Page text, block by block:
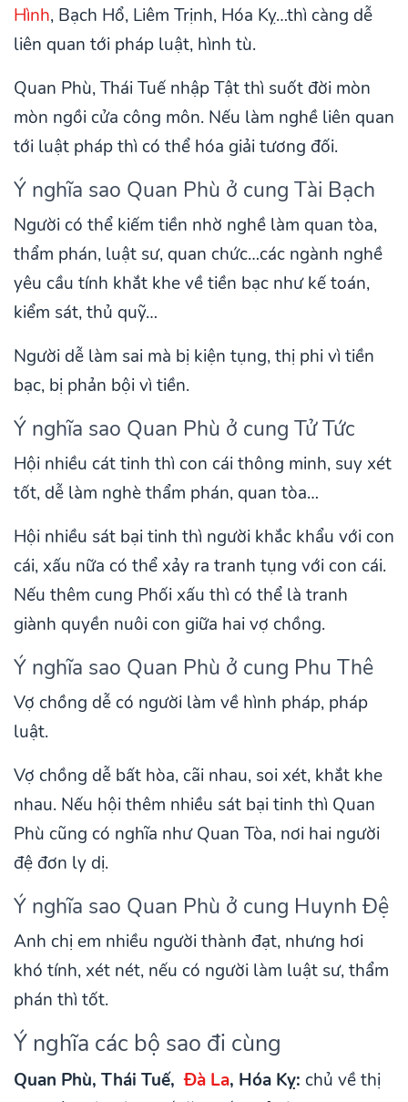
Hình, Bạch Hổ, Liêm Trịnh, Hóa Kỵ…thì càng dễ
liên quan tới pháp luật, hình tù.
Quan Phù, Thái Tuế nhập Tật thì suốt đời mòn
mòn ngồi cửa công môn. Nếu làm nghề liên quan
tới luật pháp thì có thể hóa giải tương đối.
Ý nghĩa sao Quan Phù ở cung Tài Bạch
Người có thể kiếm tiền nhờ nghề làm quan tòa,
thẩm phán, luật sư, quan chức…các ngành nghề
yêu cầu tính khắt khe về tiền bạc như kế toán,
kiểm sát, thủ quỹ…
Người dễ làm sai mà bị kiện tụng, thị phi vì tiền
bạc, bị phản bội vì tiền.
Ý nghĩa sao Quan Phù ở cung Tử Tức
Hội nhiều cát tinh thì con cái thông minh, suy xét
tốt, dễ làm nghè thẩm phán, quan tòa…
Hội nhiều sát bại tinh thì người khắc khẩu với con
cái, xấu nữa có thể xảy ra tranh tụng với con cái.
Nếu thêm cung Phối xấu thì có thể là tranh
giành quyền nuôi con giữa hai vợ chồng.
Ý nghĩa sao Quan Phù ở cung Phu Thê
Vợ chồng dễ có người làm về hình pháp, pháp
luật.
Vợ chồng dễ bất hòa, cãi nhau, soi xét, khắt khe
nhau. Nếu hội thêm nhiều sát bại tinh thì Quan
Phù cũng có nghĩa như Quan Tòa, nơi hai người
đệ đơn ly dị.
Ý nghĩa sao Quan Phù ở cung Huynh Đệ
Anh chị em nhiều người thành đạt, nhưng hơi
khó tính, xét nét, nếu có người làm luật sư, thẩm
phán thì tốt.
Ý nghĩa các bộ sao đi cùng
Quan Phù, Thái Tuế,Đà La, Hóa Kỵ: chủ về thị